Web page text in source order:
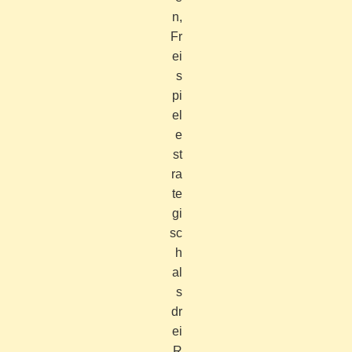
n,
Fr
ei
s
pi
el
e
st
ra
te
gi
sc
h
al
s
dr
ei